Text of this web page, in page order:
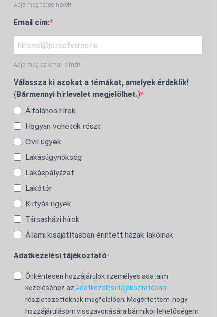
Adja meg teljes nevét!
Email cím:
Adja meg az email címét!
Válassza ki azokat a témákat, amelyek érdeklik!
(Bármennyi hírlevelet megjelölhet.)
Általános hírek
Hogyan vehetek részt
Civil ügyek
Lakásügynökség
Lakáspályázat
Lakótér
Kutyás ügyek
Társasházi hírek
Állami kisajátításban érintett házak lakóinak
Adatkezelési tájékoztató
Önkéntesen hozzájárulok személyes adataim
kezeléséhez az Adatkezelési tájékoztatóban
részletezetteknek megfelelően. Megértettem, hogy
hozzájárulásom visszavonására bármikor lehetőségem